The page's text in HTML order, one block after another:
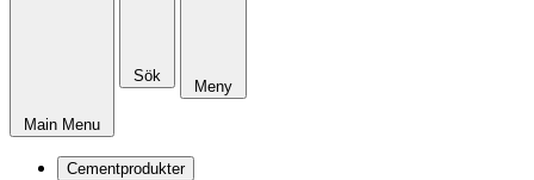
Main Menu
Sök
Meny
Cementprodukter